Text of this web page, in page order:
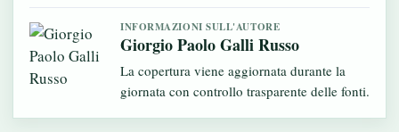
INFORMAZIONI SULL'AUTORE
Giorgio Paolo Galli Russo
La copertura viene aggiornata durante la
giornata con controllo trasparente delle fonti.